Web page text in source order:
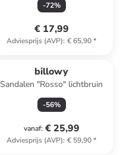
-72%
€ 17,99
Adviesprijs (AVP): € 65,90*
billowy
Sandalen "Rosso" lichtbruin
-56%
vanaf: € 25,99
Adviesprijs (AVP): € 59,90*